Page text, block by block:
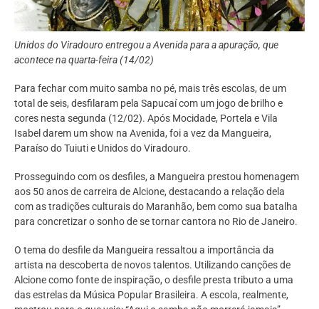
Unidos do Viradouro entregou a Avenida para a apuração, que
acontece na quarta-feira (14/02)
Para fechar com muito samba no pé, mais três escolas, de um
total de seis, desfilaram pela Sapucaí com um jogo de brilho e
cores nesta segunda (12/02). Após Mocidade, Portela e Vila
Isabel darem um show na Avenida, foi a vez da Mangueira,
Paraíso do Tuiuti e Unidos do Viradouro.
Prosseguindo com os desfiles, a Mangueira prestou homenagem
aos 50 anos de carreira de Alcione, destacando a relação dela
com as tradições culturais do Maranhão, bem como sua batalha
para concretizar o sonho de se tornar cantora no Rio de Janeiro.
O tema do desfile da Mangueira ressaltou a importância da
artista na descoberta de novos talentos. Utilizando canções de
Alcione como fonte de inspiração, o desfile presta tributo a uma
das estrelas da Música Popular Brasileira. A escola, realmente,